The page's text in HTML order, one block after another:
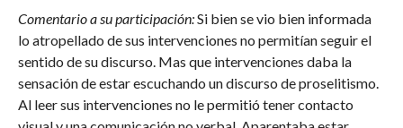
Comentario a su participación:Si bien se vio bien informada
lo atropellado de sus intervenciones no permitían seguir el
sentido de su discurso. Mas que intervenciones daba la
sensación de estar escuchando un discurso de proselitismo.
Al leer sus intervenciones no le permitió tener contacto